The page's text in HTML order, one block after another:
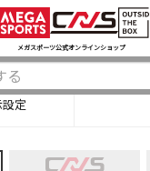
メガスポーツ公式オンラインショップ
アウトドア
から探す
ブランド
から探す
定